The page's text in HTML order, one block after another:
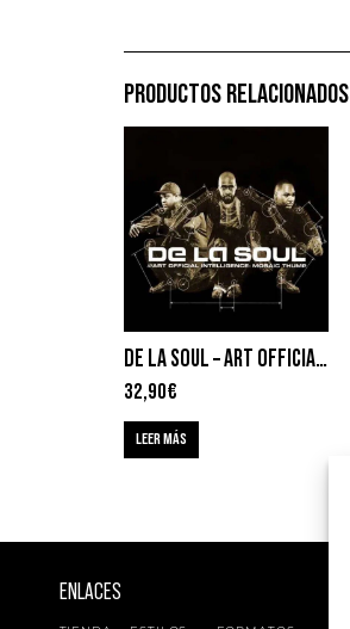
PRODUCTOS RELACIONADOS
DE LA SOUL – ART OFFICIAL INTELLIGENCE: MOSAIC THUMP
32,90€
LEER MÁS
ENLACES